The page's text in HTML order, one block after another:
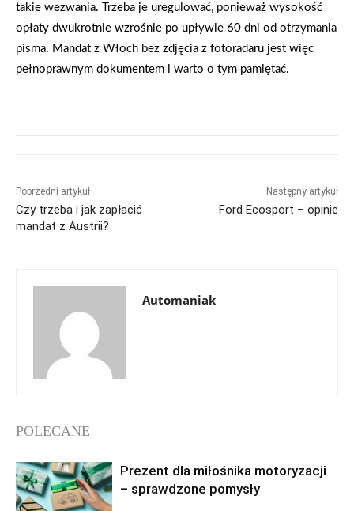
takie wezwania. Trzeba je uregulować, ponieważ wysokość
opłaty dwukrotnie wzrośnie po upływie 60 dni od otrzymania
pisma. Mandat z Włoch bez zdjęcia z fotoradaru jest więc
pełnoprawnym dokumentem i warto o tym pamiętać.
Poprzedni artykuł
Czy trzeba i jak zapłacić
mandat z Austrii?
Następny artykuł
Ford Ecosport – opinie
Automaniak
POLECANE
Prezent dla miłośnika motoryzacji
– sprawdzone pomysły